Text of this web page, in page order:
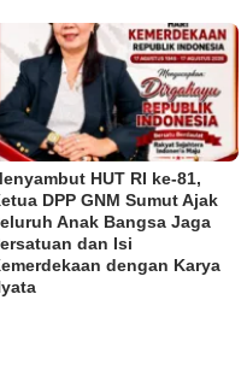
HUT RI ke-81,
DPP GNM Sumut Ajak
Anak Bangsa Jaga
dan Isi
dengan Karya